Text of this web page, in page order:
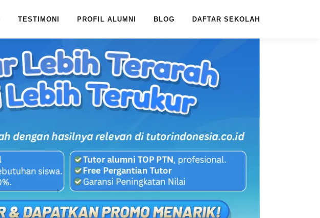
TESTIMONI PROFIL ALUMNI BLOG DAFTAR SEKOLAH